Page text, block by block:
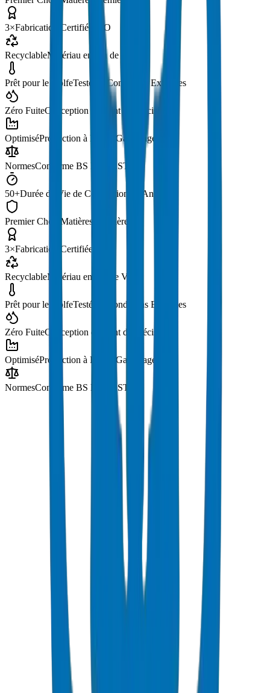
3×Fabrication Certifiée ISO
RecyclableMatériau en Fin de Vie
Prêt pour le GolfeTesté en Conditions Extrêmes
Zéro FuiteConception de Joint de Précision
OptimiséProduction à Faible Gaspillage
NormesConforme BS EN / ASTM
50+Durée de Vie de Conception en Années
Premier Choix Matières premières
3×Fabrication Certifiée ISO
RecyclableMatériau en Fin de Vie
Prêt pour le GolfeTesté en Conditions Extrêmes
Zéro FuiteConception de Joint de Précision
OptimiséProduction à Faible Gaspillage
NormesConforme BS EN / ASTM
Durabilité Produit & Cycle de Vie
ans de service fiable. Les formulations résistantes à la corrosion,
stabilisées aux UV et classées en pression minimisent les
remplacements et réduisent l'impact environnemental sur le cycle de
Certifié ISO 9001:2015
Fabrication de Précision
épaisseur de paroi constante, une précision dimensionnelle et un
gaspillage minimal de matériaux tout au long de la production.